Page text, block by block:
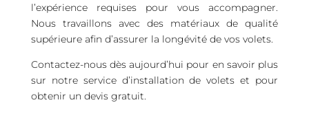
l’expérience requises pour vous accompagner.
Nous travaillons avec des matériaux de qualité
supérieure afin d’assurer la longévité de vos volets.
Contactez-nous dès aujourd’hui pour en savoir plus
sur notre service d’installation de volets et pour
obtenir un devis gratuit.